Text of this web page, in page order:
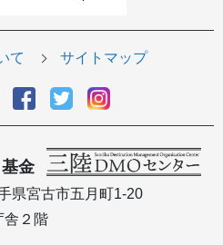
て サイトマップ
金
県宮古市五月町1-20
舎２階